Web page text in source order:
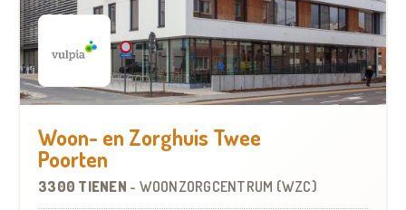
Woon- en Zorghuis Twee
Poorten
3300 TIENEN - WOONZORGCENTRUM (WZC)